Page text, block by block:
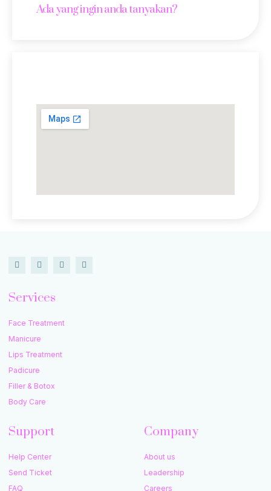
Ada yang ingin anda tanyakan?
Services
Face Treatment
Manicure
Lips Treatment
Padicure
Filler & Botox
Body Care
Support
Help Center
Send Ticket
FAQ
Company
About us
Leadership
Careers